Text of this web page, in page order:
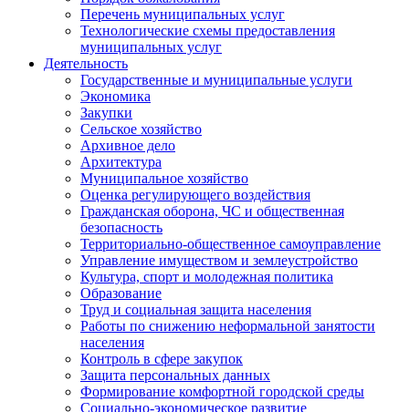
Перечень муниципальных услуг
Технологические схемы предоставления
муниципальных услуг
Деятельность
Государственные и муниципальные услуги
Экономика
Закупки
Сельское хозяйство
Архивное дело
Архитектура
Муниципальное хозяйство
Оценка регулирующего воздействия
Гражданская оборона, ЧС и общественная
безопасность
Территориально-общественное самоуправление
Управление имуществом и землеустройство
Культура, спорт и молодежная политика
Образование
Труд и социальная защита населения
Работы по снижению неформальной занятости
населения
Контроль в сфере закупок
Защита персональных данных
Формирование комфортной городской среды
Социально-экономическое развитие